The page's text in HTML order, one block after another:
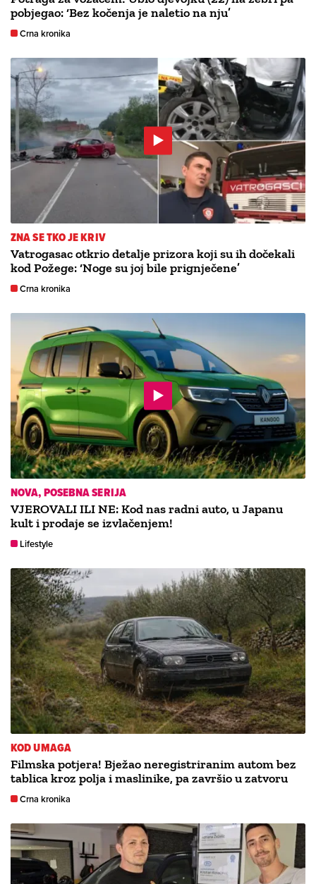
pobjegao: ‘Bez kočenja je naletio na nju’
Crna kronika
ZNA SE TKO JE KRIV
Vatrogasac otkrio detalje prizora koji su ih dočekali
kod Požege: ‘Noge su joj bile prignječene’
Crna kronika
NOVA, POSEBNA SERIJA
VJEROVALI ILI NE: Kod nas radni auto, u Japanu
kult i prodaje se izvlačenjem!
Lifestyle
KOD UMAGA
Filmska potjera! Bježao neregistriranim autom bez
tablica kroz polja i maslinike, pa završio u zatvoru
Crna kronika